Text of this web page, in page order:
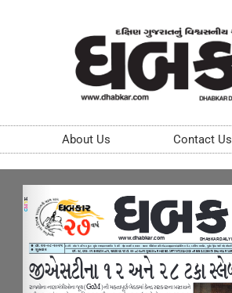
About Us Contact Us